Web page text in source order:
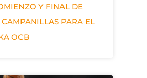
Y FINAL DE
PARA EL
OCB